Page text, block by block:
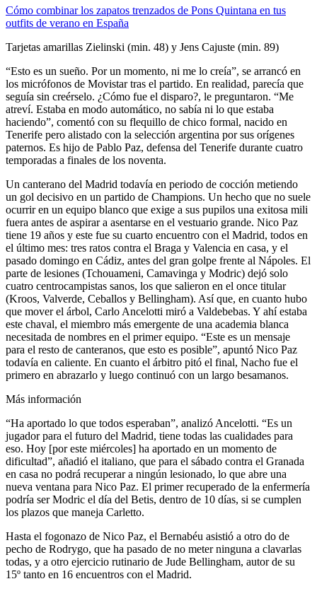
Cómo combinar los zapatos trenzados de Pons Quintana en tus
outfits de verano en España
Tarjetas amarillas Zielinski (min. 48) y Jens Cajuste (min. 89)
“Esto es un sueño. Por un momento, ni me lo creía”, se arrancó en
los micrófonos de Movistar tras el partido. En realidad, parecía que
seguía sin creérselo. ¿Cómo fue el disparo?, le preguntaron. “Me
atreví. Estaba en modo automático, no sabía ni lo que estaba
haciendo”, comentó con su flequillo de chico formal, nacido en
Tenerife pero alistado con la selección argentina por sus orígenes
paternos. Es hijo de Pablo Paz, defensa del Tenerife durante cuatro
temporadas a finales de los noventa.
Un canterano del Madrid todavía en periodo de cocción metiendo
un gol decisivo en un partido de Champions. Un hecho que no suele
ocurrir en un equipo blanco que exige a sus pupilos una exitosa mili
fuera antes de aspirar a asentarse en el vestuario grande. Nico Paz
tiene 19 años y este fue su cuarto encuentro con el Madrid, todos en
el último mes: tres ratos contra el Braga y Valencia en casa, y el
pasado domingo en Cádiz, antes del gran golpe frente al Nápoles. El
parte de lesiones (Tchouameni, Camavinga y Modric) dejó solo
cuatro centrocampistas sanos, los que salieron en el once titular
(Kroos, Valverde, Ceballos y Bellingham). Así que, en cuanto hubo
que mover el árbol, Carlo Ancelotti miró a Valdebebas. Y ahí estaba
este chaval, el miembro más emergente de una academia blanca
necesitada de nombres en el primer equipo. “Este es un mensaje
para el resto de canteranos, que esto es posible”, apuntó Nico Paz
todavía en caliente. En cuanto el árbitro pitó el final, Nacho fue el
primero en abrazarlo y luego continuó con un largo besamanos.
Más información
“Ha aportado lo que todos esperaban”, analizó Ancelotti. “Es un
jugador para el futuro del Madrid, tiene todas las cualidades para
eso. Hoy [por este miércoles] ha aportado en un momento de
dificultad”, añadió el italiano, que para el sábado contra el Granada
en casa no podrá recuperar a ningún lesionado, lo que abre una
nueva ventana para Nico Paz. El primer recuperado de la enfermería
podría ser Modric el día del Betis, dentro de 10 días, si se cumplen
los plazos que maneja Carletto.
Hasta el fogonazo de Nico Paz, el Bernabéu asistió a otro do de
pecho de Rodrygo, que ha pasado de no meter ninguna a clavarlas
todas, y a otro ejercicio rutinario de Jude Bellingham, autor de su
15º tanto en 16 encuentros con el Madrid.